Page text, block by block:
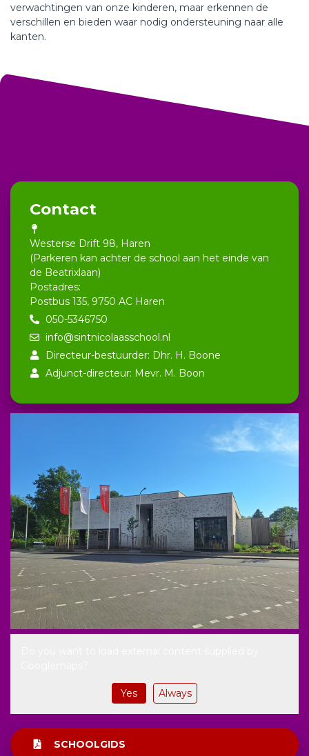
verwachtingen van onze kinderen, maar erkennen de
verschillen en bieden waar nodig ondersteuning naar alle
kanten.
Contact
Westerse Drift 98, Haren
(Parkeren kan achter de school aan het einde van
de Beatrixlaan)
Postadres:
Postbus 135, 9750 AC Haren
050-5346750
info@sintnicolaasschool.nl
Directeur-bestuurder: Dhr. H. Boone
Adjunct-directeur: Mevr. M. Boon
Yes Always
SCHOOLGIDS